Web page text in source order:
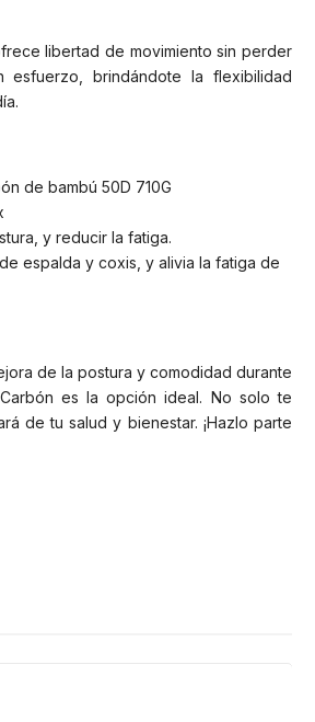
libertad de movimiento sin perder
brindándote la flexibilidad
de bambú 50D 710G
y reducir la fatiga.
espalda y coxis, y alivia la fatiga de
de la postura y comodidad durante
es la opción ideal. No solo te
de tu salud y bienestar. ¡Hazlo parte